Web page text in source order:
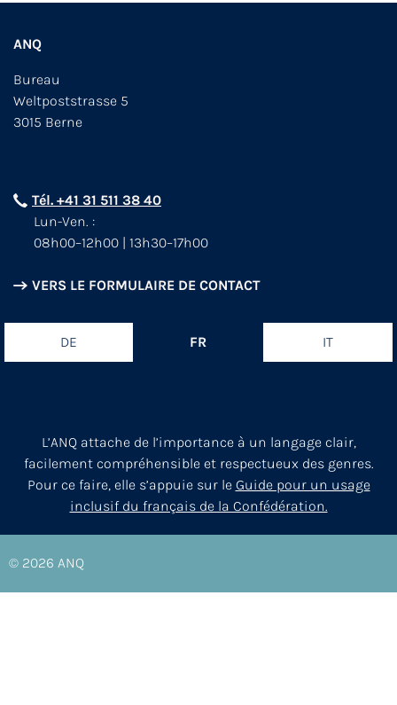
ANQ
Bureau
Weltpoststrasse 5
3015 Berne
Tél. +41 31 511 38 40
Lun-Ven. :
08h00–12h00 | 13h30–17h00
VERS LE FORMULAIRE DE CONTACT
DE FR IT
L’ANQ attache de l’importance à un langage clair,
facilement compréhensible et respectueux des genres.
Pour ce faire, elle s’appuie sur le Guide pour un usage
inclusif du français de la Confédération.
© 2026 ANQ